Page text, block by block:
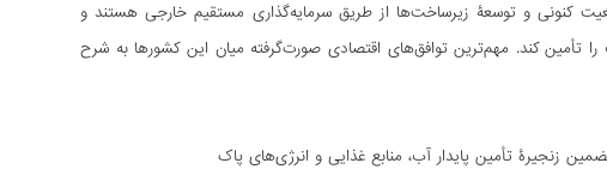
کنونی و توسعۀ زیرساخت‌ها از طریق سرمایه‌گذاری مستقیم خارجی هستند و
تأمین کند. مهم‌ترین توافق‌های اقتصادی صورت‌گرفته میان این کشورها به شرح
زنجیرۀ تأمین پایدار آب، منابع غذایی و انرژی‌های پاک